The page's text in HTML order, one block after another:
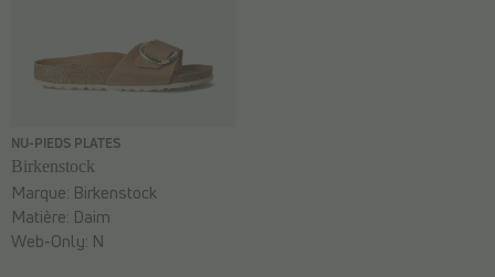
NU-PIEDS PLATES
Birkenstock
Marque: Birkenstock
Matière: Daim
Web-Only: N